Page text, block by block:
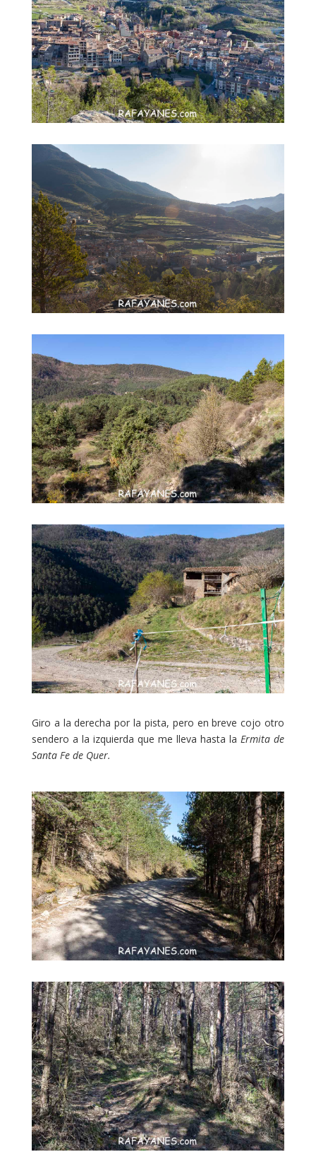
Giro a la derecha por la pista, pero en breve cojo otro
sendero a la izquierda que me lleva hasta laErmita de
Santa Fe de Quer.